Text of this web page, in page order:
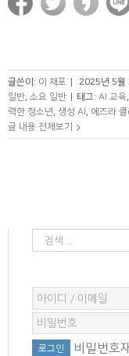
글쓴이: 이 재포 | 2025년 5월
일반, 소요 일반 | 태그: AI 교육,
력한 청소년, 생성 AI, 에즈라 클
글 내용 전체보기
비밀번호